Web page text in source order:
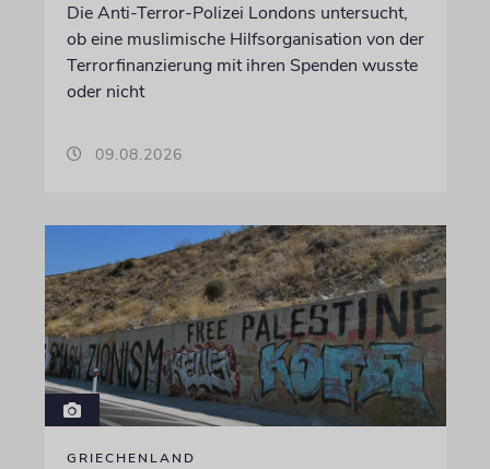
Die Anti-Terror-Polizei Londons untersucht,
ob eine muslimische Hilfsorganisation von der
Terrorfinanzierung mit ihren Spenden wusste
oder nicht
09.08.2026
GRIECHENLAND